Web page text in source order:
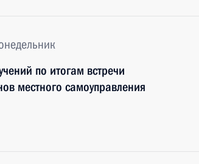
по итогам встречи
местного самоуправления